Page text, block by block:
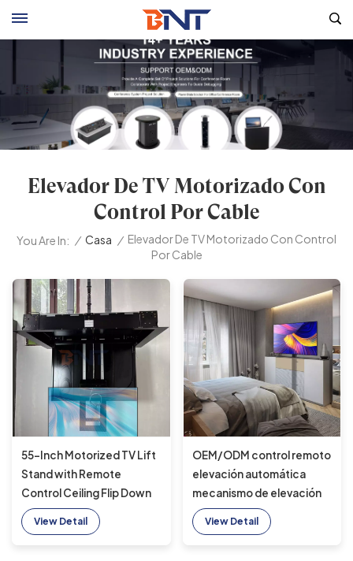
Elevador De TV Motorizado Con
Control Por Cable
You Are In: / Casa / Elevador De TV Motorizado Con Control
Por Cable
55-Inch Motorized TV Lift
Stand with Remote
Control Ceiling Flip Down
TV Bracket with Functions
of Drop Down and
View Detail
OEM/ODM control remoto
elevación automática
mecanismo de elevación
de TV de 32 a 70 pulgadas
control motorizado con
View Detail